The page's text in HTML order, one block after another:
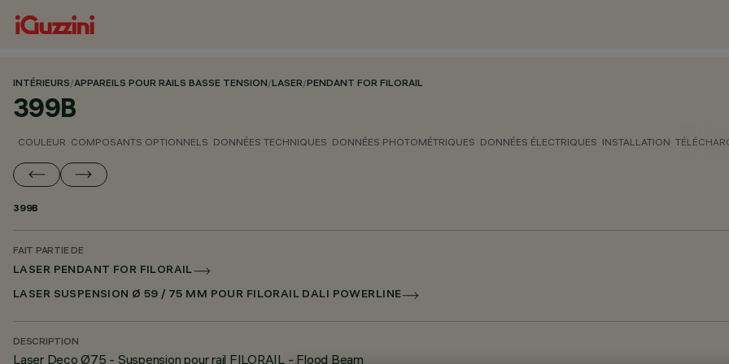
INTÉRIEURS/APPAREILS POUR RAILS BASSE TENSION/LASER/PENDANT FOR FILORAIL
399B
COULEUR COMPOSANTS OPTIONNELS DONNÉES TECHNIQUES DONNÉES PHOTOMÉTRIQUES DONNÉES ÉLECTRIQUES INSTALLATION
399B
FAIT PARTIE DE
LASER PENDANT FOR FILORAIL
LASER SUSPENSION Ø 59 / 75 MM POUR FILORAIL DALI POWERLINE
DESCRIPTION
Laser Deco Ø75 - Suspension pour rail FILORAIL - Flood Beam